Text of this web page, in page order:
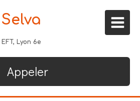
Lyon 6e
Appeler